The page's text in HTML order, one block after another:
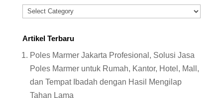
Categories
Artikel Terbaru
Poles Marmer Jakarta Profesional, Solusi Jasa
Poles Marmer untuk Rumah, Kantor, Hotel, Mall,
dan Tempat Ibadah dengan Hasil Mengilap
Tahan Lama